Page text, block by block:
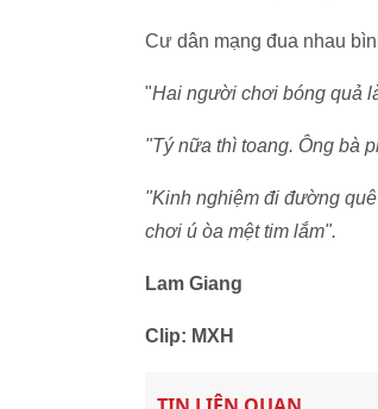
Cư dân mạng đua nhau
"Hai người chơi bóng quả
"Tý nữa thì toang. Ông bà
"Kinh nghiệm đi đường
chơi ú òa mệt tim lắm".
Lam Giang
Clip: MXH